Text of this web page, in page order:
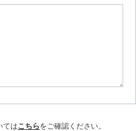
てはこちらをご確認ください。